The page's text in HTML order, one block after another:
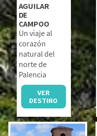
AGUILAR
DE
CAMPOO
Un viaje al
corazón
natural del
norte de
Palencia
VER
DESTINO